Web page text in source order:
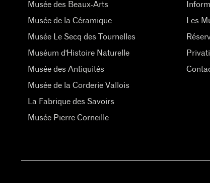
Musée des Beaux-Arts
Musée de la Céramique
Musée Le Secq des Tournelles
Muséum d'Histoire Naturelle
Musée des Antiquités
Musée de la Corderie Vallois
La Fabrique des Savoirs
Musée Pierre Corneille
Les